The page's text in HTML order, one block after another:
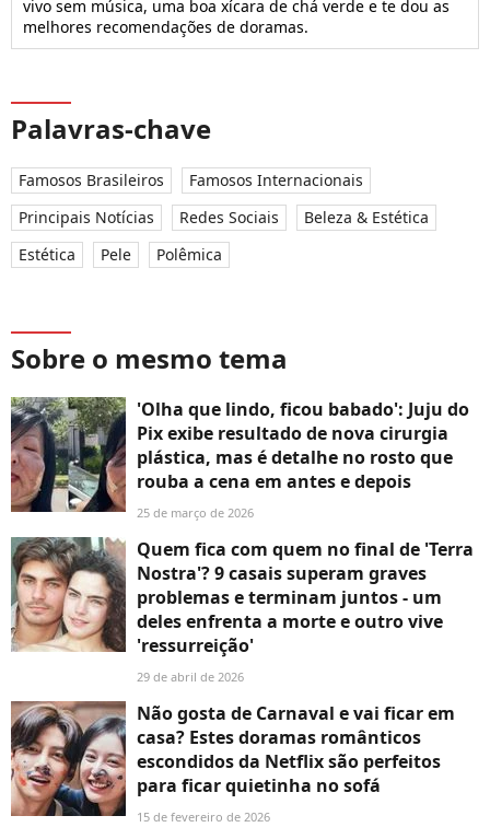
vivo sem música, uma boa xícara de chá verde e te dou as
melhores recomendações de doramas.
Palavras-chave
Famosos Brasileiros
Famosos Internacionais
Principais Notícias
Redes Sociais
Beleza & Estética
Estética
Pele Polêmica
Sobre o mesmo tema
'Olha que lindo, ficou babado': Juju do
Pix exibe resultado de nova cirurgia
plástica, mas é detalhe no rosto que
rouba a cena em antes e depois
25 de março de 2026
Quem fica com quem no final de 'Terra
Nostra'? 9 casais superam graves
problemas e terminam juntos - um
deles enfrenta a morte e outro vive
'ressurreição'
29 de abril de 2026
Não gosta de Carnaval e vai ficar em
casa? Estes doramas românticos
escondidos da Netflix são perfeitos
para ficar quietinha no sofá
15 de fevereiro de 2026